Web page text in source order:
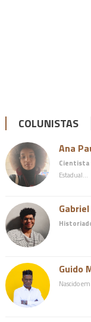
COLUNISTAS
Ana
Cientista
Estadual…
Guido
Nascido em